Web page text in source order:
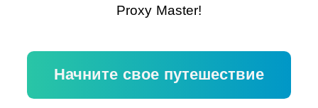
Proxy Master!
Начните свое путешествие